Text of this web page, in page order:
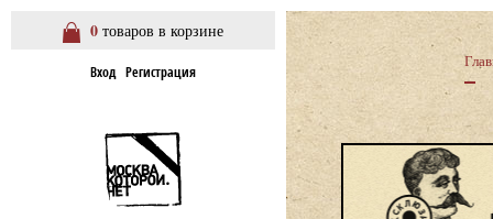
0 товаров в корзине
Вход Регистрация